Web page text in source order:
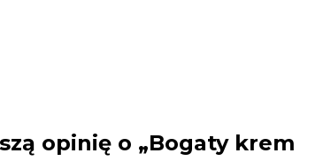
opinię o „Bogaty krem